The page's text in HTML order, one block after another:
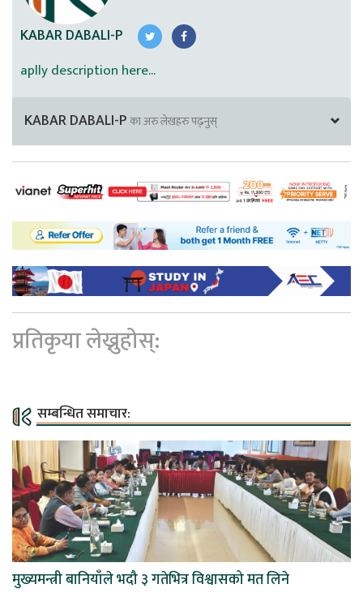
KABAR DABALI-P
aplly description here...
KABAR DABALI-Pका अरु लेखहरु पढ्नुस्
प्रतिकृया लेख्नुहोस्:
सम्बन्धित समाचार:
मुख्यमन्त्री बानियाँले भदौ ३ गतेभित्र विश्वासको मत लिने